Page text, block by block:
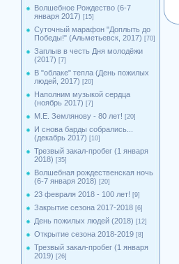
Волшебное Рождество (6-7
января 2017) [15]
Суточный марафон "Доплыть до
Победы!" (Альметьевск, 2017) [70]
Заплыв в честь Дня молодёжи
(2017) [7]
В "облаке" тепла (День пожилых
людей, 2017) [20]
Наполним музыкой сердца
(ноябрь 2017) [7]
М.Е. Землянову - 80 лет! [20]
И снова барды собрались...
(декабрь 2017) [10]
Трезвый закал-пробег (1 января
2018) [35]
Волшебная рождественская ночь
(6-7 января 2018) [20]
23 февраля 2018 - 100 лет! [9]
Закрытие сезона 2017-2018 [6]
День пожилых людей (2018) [12]
Открытие сезона 2018-2019 [8]
Трезвый закал-пробег (1 января
2019) [26]